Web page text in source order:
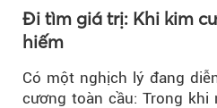
Đi tìm giá trị: Khi kim
hiếm
Có một nghịch lý đang
cương toàn cầu: Trong khi